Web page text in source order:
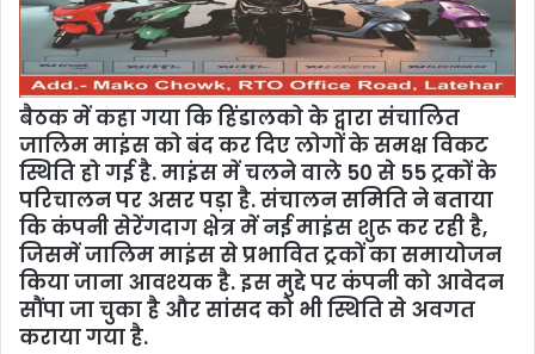
बैठक में कहा गया कि हिंडालको के द्वारा संचालित
जालिम माइंस को बंद कर दिए लोगों के समक्ष विकट
स्थिति हो गई है. माइंस में चलने वाले 50 से 55 ट्रकों के
परिचालन पर असर पड़ा है. संचालन समिति ने बताया
कि कंपनी सेरेंगदाग क्षेत्र में नई माइंस शुरू कर रही है,
जिसमें जालिम माइंस से प्रभावित ट्रकों का समायोजन
किया जाना आवश्यक है. इस मुद्दे पर कंपनी को आवेदन
सौंपा जा चुका है और सांसद को भी स्थिति से अवगत
कराया गया है.